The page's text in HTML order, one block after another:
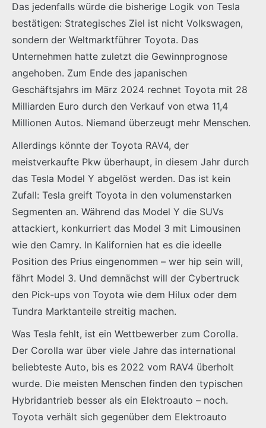
Das jedenfalls würde die bisherige Logik von Tesla
bestätigen: Strategisches Ziel ist nicht Volkswagen,
sondern der Weltmarktführer Toyota. Das
Unternehmen hatte zuletzt die Gewinnprognose
angehoben. Zum Ende des japanischen
Geschäftsjahrs im März 2024 rechnet Toyota mit 28
Milliarden Euro durch den Verkauf von etwa 11,4
Millionen Autos. Niemand überzeugt mehr Menschen.
Allerdings könnte der Toyota RAV4, der
meistverkaufte Pkw überhaupt, in diesem Jahr durch
das Tesla Model Y abgelöst werden. Das ist kein
Zufall: Tesla greift Toyota in den volumenstarken
Segmenten an. Während das Model Y die SUVs
attackiert, konkurriert das Model 3 mit Limousinen
wie den Camry. In Kalifornien hat es die ideelle
Position des Prius eingenommen – wer hip sein will,
fährt Model 3. Und demnächst will der Cybertruck
den Pick-ups von Toyota wie dem Hilux oder dem
Tundra Marktanteile streitig machen.
Was Tesla fehlt, ist ein Wettbewerber zum Corolla.
Der Corolla war über viele Jahre das international
beliebteste Auto, bis es 2022 vom RAV4 überholt
wurde. Die meisten Menschen finden den typischen
Hybridantrieb besser als ein Elektroauto – noch.
Toyota verhält sich gegenüber dem Elektroauto